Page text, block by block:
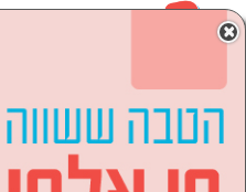
עיצוב שיער
עיצוב שיער VALERA ולירה
נמצאו 7 מוצרי עיצוב שיער של מוצרי VALERA ולירה
מיון: הפופולרים ביותר
×